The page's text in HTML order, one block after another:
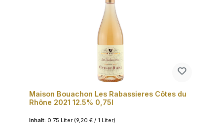
Maison Bouachon Les Rabassieres Côtes du
Rhône 2021 12.5% 0,75l
Inhalt: 0.75 Liter (9,20 € / 1 Liter)